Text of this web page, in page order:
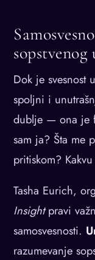
Dok je svesnost
spoljni i
dublje — ona je
sam ja? Šta me
pritiskom?
Tasha Eurich,
Insightpravi
samosvesnosti.
razumevanje